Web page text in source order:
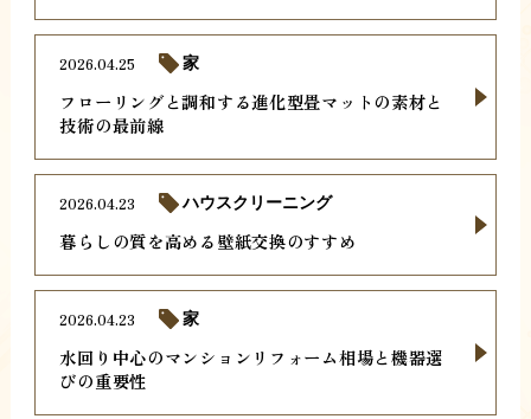
フローリングと調和する進化型畳マットの素材と
技術の最前線
2026.04.25 家
暮らしの質を高める壁紙交換のすすめ
2026.04.23 ハウスクリーニング
水回り中心のマンションリフォーム相場と機器選
びの重要性
2026.04.23 家